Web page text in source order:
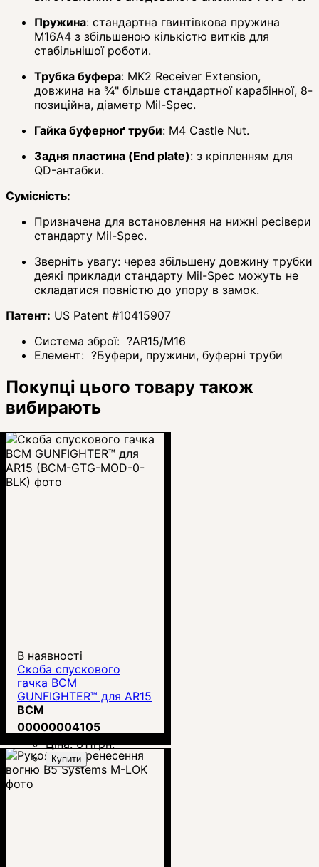
Пружина: стандартна гвинтівкова пружина
M16A4 з збільшеною кількістю витків для
стабільнішої роботи.
Трубка буфера: MK2 Receiver Extension,
довжина на ¾" більше стандартної карабінної, 8-
позиційна, діаметр Mil-Spec.
Гайка буферноґ труби: M4 Castle Nut.
Задня пластина (End plate): з кріпленням для
QD-антабки.
Сумісність:
Призначена для встановлення на нижні ресівери
стандарту Mil-Spec.
Зверніть увагу: через збільшену довжину трубки
деякі приклади стандарту Mil-Spec можуть не
складатися повністю до упору в замок.
Патент: US Patent #10415907
Система зброї: ?AR15/M16
Елемент: ?Буфери, пружини, буферні труби
Покупці цього товару також
вибирають
В наявності
Скоба спускового
гачка BCM
GUNFIGHTER™ для AR15
(BCM-GTG-MOD-0-BLK)
BCM
00000004105
Ціна:611грн.
Купити